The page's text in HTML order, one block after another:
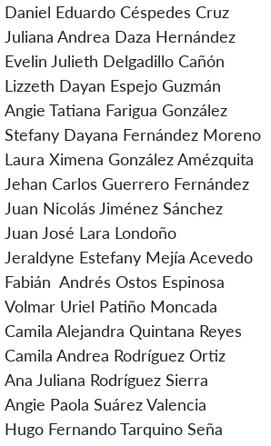
Daniel Eduardo Céspedes Cruz
Juliana Andrea Daza Hernández
Evelin Julieth Delgadillo Cañón
Lizzeth Dayan Espejo Guzmán
Angie Tatiana Farigua González
Stefany Dayana Fernández Moreno
Laura Ximena González Amézquita
Jehan Carlos Guerrero Fernández
Juan Nicolás Jiménez Sánchez
Juan José Lara Londoño
Jeraldyne Estefany Mejía Acevedo
Fabián Andrés Ostos Espinosa
Volmar Uriel Patiño Moncada
Camila Alejandra Quintana Reyes
Camila Andrea Rodríguez Ortiz
Ana Juliana Rodríguez Sierra
Angie Paola Suárez Valencia
Hugo Fernando Tarquino Seña